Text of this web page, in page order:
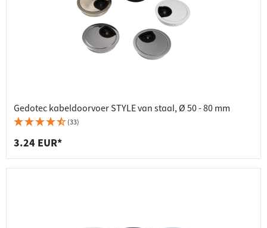
Gedotec kabeldoorvoer STYLE van staal, Ø 50 - 80 mm
(33)
3.24 EUR*